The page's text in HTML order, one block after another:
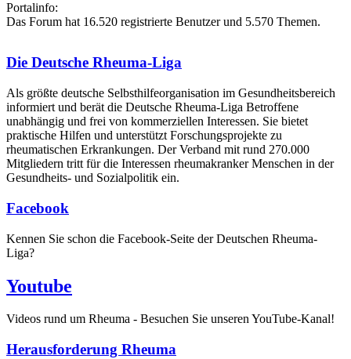
Portalinfo:
Das Forum hat 16.520 registrierte Benutzer und 5.570 Themen.
Die Deutsche Rheuma-Liga
Als größte deutsche Selbsthilfe­organisation im Gesundheitsbereich
informiert und berät die Deutsche Rheuma-Liga Betroffene
unabhängig und frei von kommerziellen Interessen. Sie bietet
praktische Hilfen und unterstützt Forschungsprojekte zu
rheumatischen Erkrankungen. Der Verband mit rund 270.000
Mitgliedern tritt für die Interessen rheumakranker Menschen in der
Gesundheits- und Sozialpolitik ein.
Facebook
Kennen Sie schon die Facebook-Seite der Deutschen Rheuma-
Liga?
Youtube
Videos rund um Rheuma - Besuchen Sie unseren YouTube-Kanal!
Herausforderung Rheuma